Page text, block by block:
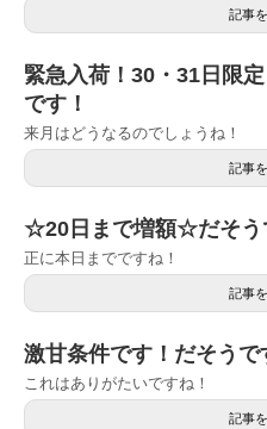
記事
緊急入荷！30・31日限
です！
来月はどうなるのでしょうね！
記事
☆20日まで増額☆だそう
正に本日までですね！
記事
激甘条件です！だそうで
これはありがたいですね！
記事